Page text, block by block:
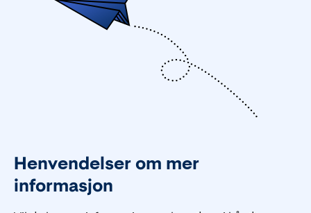
Henvendelser om mer
informasjon